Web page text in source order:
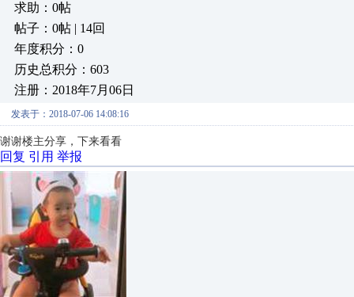
求助：0帖
帖子：0帖 | 14回
年度积分：0
历史总积分：603
注册：2018年7月06日
发表于：2018-07-06 14:08:16
谢谢楼主分享，下来看看
回复 引用 举报